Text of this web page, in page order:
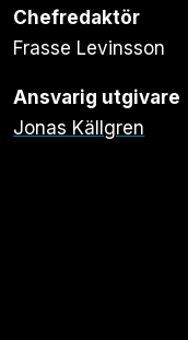
Chefredaktör
Frasse Levinsson
Ansvarig utgivare
Jonas Källgren